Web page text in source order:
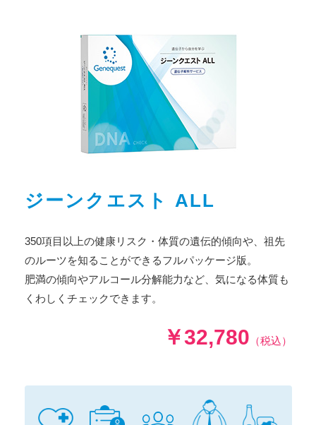
ジーンクエスト ALL
350項目以上の健康リスク・体質の遺伝的傾向や、祖先
のルーツを知ることができるフルパッケージ版。
肥満の傾向やアルコール分解能力など、気になる体質も
くわしくチェックできます。
￥32,780 （税込）